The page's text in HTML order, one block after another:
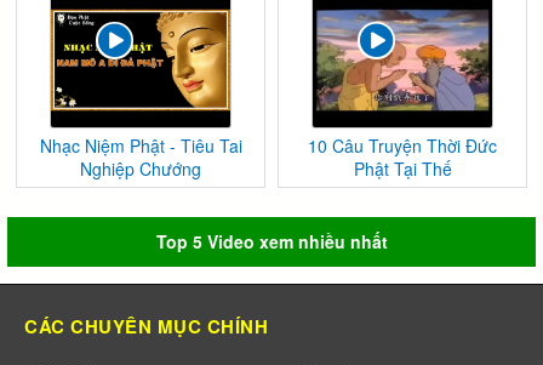
Nhạc Niệm Phật - Tiêu Tai
Nghiệp Chướng
10 Câu Truyện Thời Đức
Phật Tại Thế
Top 5 Video xem nhiều nhất
CÁC CHUYÊN MỤC CHÍNH